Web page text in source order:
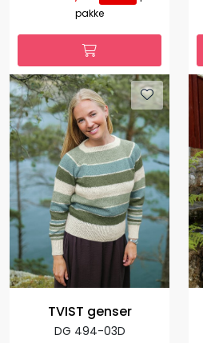
pakke
TVIST genser
DG 494-03D